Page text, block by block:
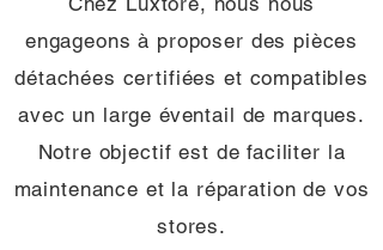
engageons à proposer des pièces
détachées certifiées et compatibles
avec un large éventail de marques.
Notre objectif est de faciliter la
maintenance et la réparation de vos
stores.